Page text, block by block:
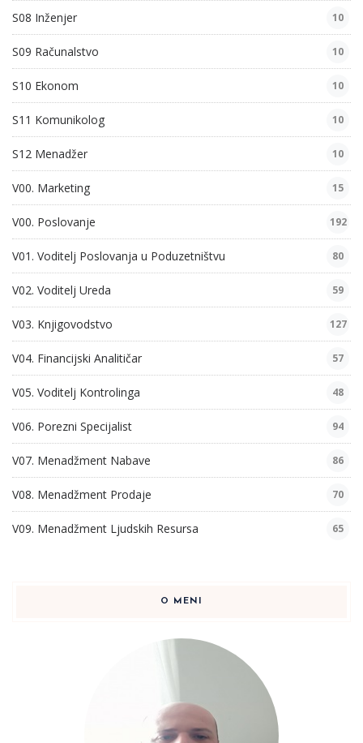
S08 Inženjer 10
S09 Računalstvo 10
S10 Ekonom 10
S11 Komunikolog 10
S12 Menadžer 10
V00. Marketing 15
V00. Poslovanje 192
V01. Voditelj Poslovanja u Poduzetništvu 80
V02. Voditelj Ureda 59
V03. Knjigovodstvo 127
V04. Financijski Analitičar 57
V05. Voditelj Kontrolinga 48
V06. Porezni Specijalist 94
V07. Menadžment Nabave 86
V08. Menadžment Prodaje 70
V09. Menadžment Ljudskih Resursa 65
O MENI